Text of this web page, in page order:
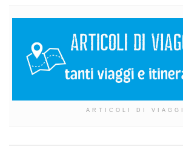
ARTICOLI DI VIAGGI